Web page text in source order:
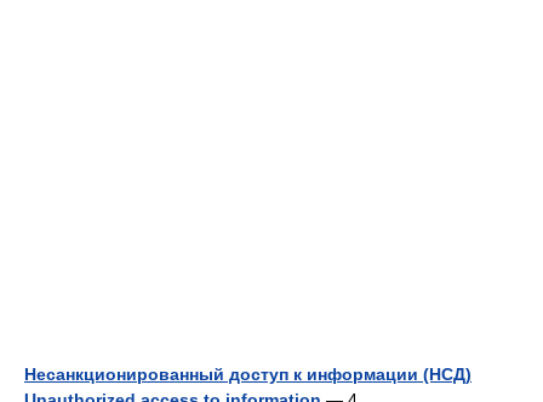
Несанкционированный доступ к информации (НСД)